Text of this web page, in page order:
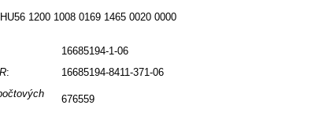
HU56 1200 1008 0169 1465 0020 0000
16685194-1-06
:
16685194-8411-371-06
676559